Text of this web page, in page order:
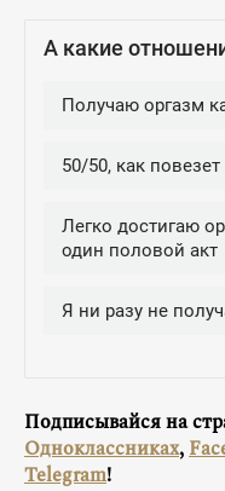
Подписывайся на
Одноклассниках,
Telegram!